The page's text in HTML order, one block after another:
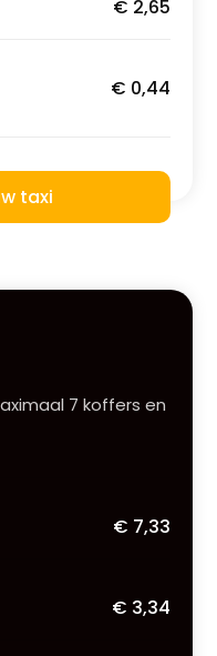
€ 2,65
€ 0,44
taxi
7 koffers en
€ 7,33
€ 3,34